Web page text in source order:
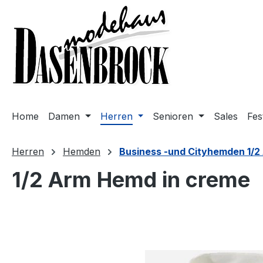
Hauptinhalt springen
Zur Hauptnavigation springen
Home Damen Herren Senioren Sales
Herren Hemden Business -und Cityhemden 1/2
1/2 Arm Hemd in creme